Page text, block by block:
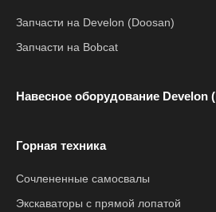
Запчасти на Develon (Doosan)
Запчасти на Bobcat
Навесное оборудование Develon
Горная техника
Сочлененные самосвалы
Экскаваторы с прямой лопатой